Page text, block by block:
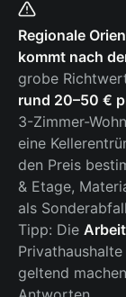
Regionale
kommt nach
grobe
rund 20–50 €
3-Zimmer-
eine
den Preis
& Etage,
als
Tipp: Die
geltend